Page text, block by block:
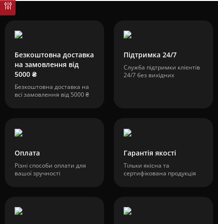
Безкоштовна доставка
на замовлення від
5000 ₴
Безкоштовна доставка на
всі замовлення від 5000 ₴
Підтримка 24/7
Служба підтримки клієнтів
24/7 без вихідних
Оплата
Різні способи оплати для
вашої зручності
Гарантія якості
Тільки якісна та
сертифікована продукція